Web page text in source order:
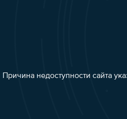
Причина недоступности сайта